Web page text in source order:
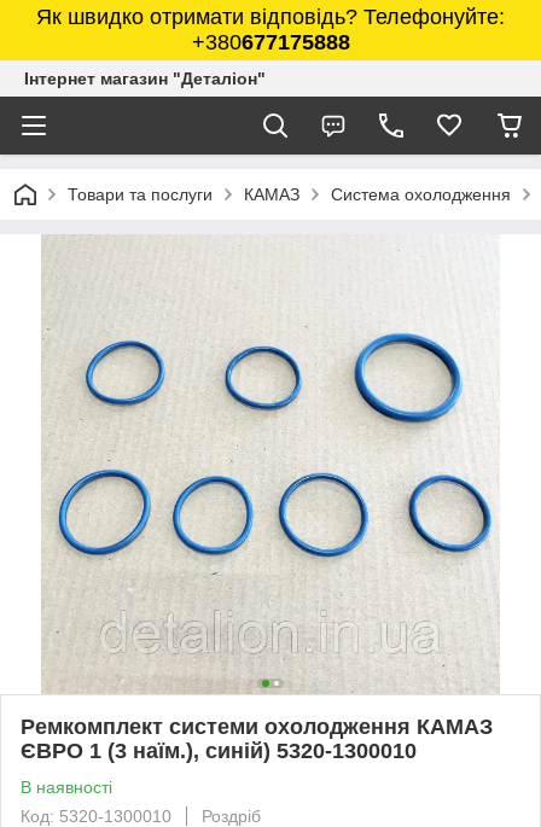
Як швидко отримати відповідь? Телефонуйте:
+380677175888
Інтернет магазин "Деталіон"
Товари та послуги КАМАЗ Система охолодження
Ремкомплект системи охолодження КАМАЗ
ЄВРО 1 (3 наїм.), синій) 5320-1300010
В наявності
Код: 5320-1300010
Роздріб